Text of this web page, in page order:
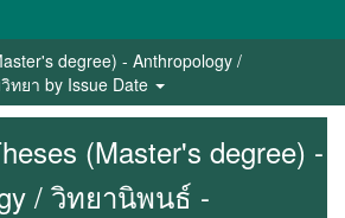
degree) - Anthropology /
ยา by Issue Date
(Master's degree) -
/ วิทยานิพนธ์ -